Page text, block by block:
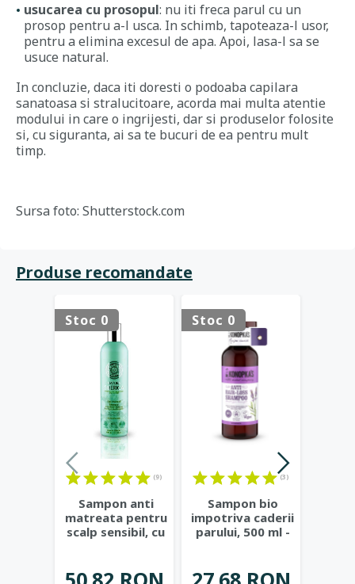
usucarea cu prosopul: nu iti freca parul cu un
prosop pentru a-l usca. In schimb, tapoteaza-l usor,
pentru a elimina excesul de apa. Apoi, lasa-l sa se
usuce natural.
In concluzie, daca iti doresti o podoaba capilara
sanatoasa si stralucitoare, acorda mai multa atentie
modului in care o ingrijesti, dar si produselor folosite
si, cu siguranta, ai sa te bucuri de ea pentru mult
timp.
Sursa foto: Shutterstock.com
Produse recomandate
Stoc 0
(9)
Sampon anti
matreata pentru
scalp sensibil, cu
Stoc 0
(3)
Sampon bio
impotriva caderii
parului, 500 ml -